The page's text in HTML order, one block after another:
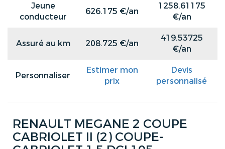
Jeune
conducteur
626.175 €/an
1258.61175
€/an
Assuré au km 208.725 €/an
419.53725
€/an
Personnaliser
Estimer mon
prix
Devis
personnalisé
RENAULT MEGANE 2 COUPE
CABRIOLET II (2) COUPE-